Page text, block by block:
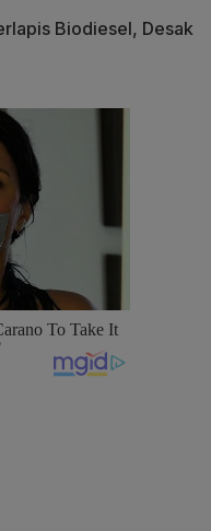
Biodiesel, Desak